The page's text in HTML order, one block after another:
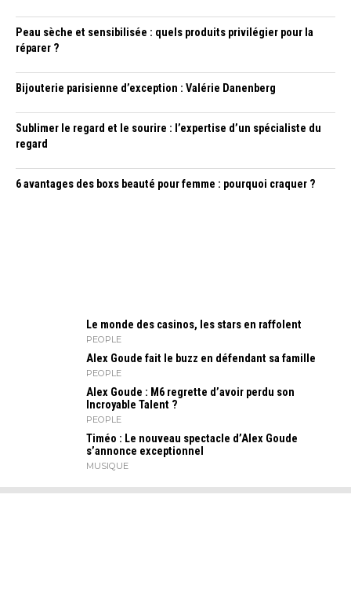
Peau sèche et sensibilisée : quels produits privilégier pour la
réparer ?
Bijouterie parisienne d’exception : Valérie Danenberg
Sublimer le regard et le sourire : l’expertise d’un spécialiste du
regard
6 avantages des boxs beauté pour femme : pourquoi craquer ?
Le monde des casinos, les stars en raffolent
PEOPLE
Alex Goude fait le buzz en défendant sa famille
PEOPLE
Alex Goude : M6 regrette d’avoir perdu son
Incroyable Talent ?
PEOPLE
Timéo : Le nouveau spectacle d’Alex Goude
s’annonce exceptionnel
MUSIQUE